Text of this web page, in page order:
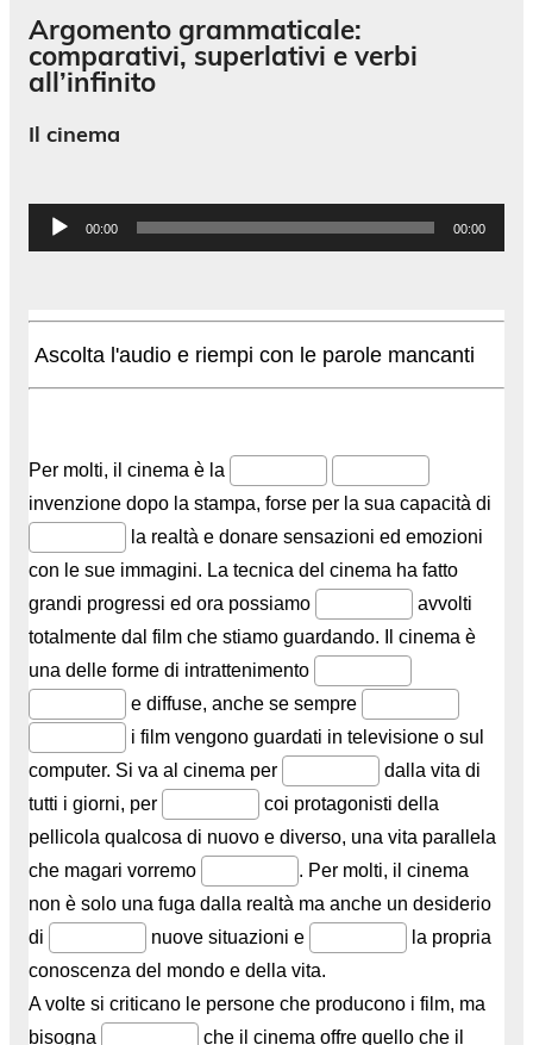
Argomento grammaticale:
comparativi, superlativi e verbi
all’infinito
Il cinema
Audio
Player
00:00 00:00